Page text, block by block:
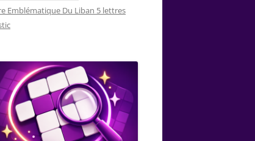
Emblématique Du Liban 5 lettres